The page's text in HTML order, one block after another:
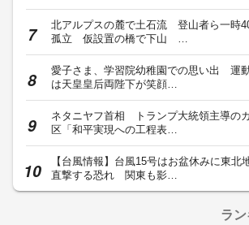
北アルプスの麓で土石流 登山者ら一時
孤立 仮設置の橋で下山 …
愛子さま、学習院幼稚園での思い出 運
は天皇皇后両陛下が笑顔…
ネタニヤフ首相 トランプ大統領主導の
区「和平実現への工程表…
【台風情報】台風15号はお盆休みに東北
直撃する恐れ 関東も影…
ラ